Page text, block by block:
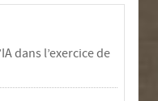
dans l’exercice de